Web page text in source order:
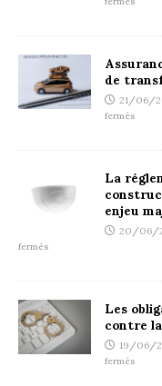
de
21/06/
fermés
La
enjeu
20/06/
fermés
Les
contre
19/06/
fermés